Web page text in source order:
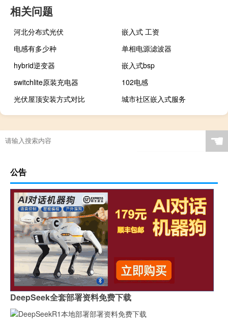
相关问题
河北分布式光伏
嵌入式 工资
电感有多少种
单相电源滤波器
hybrid逆变器
嵌入式bsp
switchlite原装充电器
102电感
光伏屋顶安装方式对比
城市社区嵌入式服务
☚
公告
DeepSeek全套部署资料免费下载